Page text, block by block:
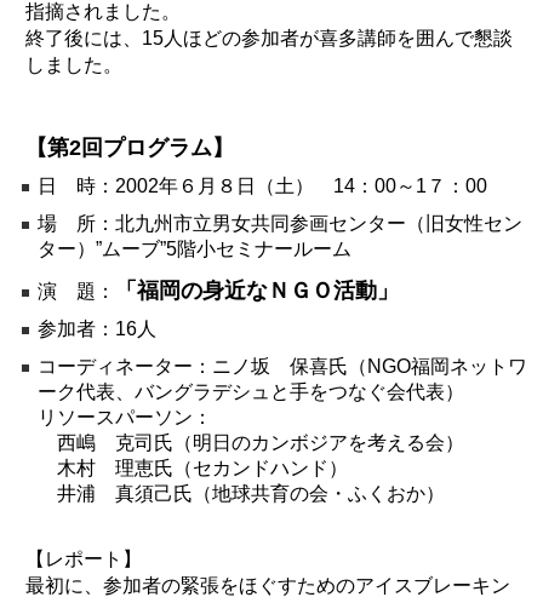
指摘されました。
終了後には、15人ほどの参加者が喜多講師を囲んで懇談
しました。
【第2回プログラム】
日 時：2002年６月８日（土） 14：00～1７：00
場 所：北九州市立男女共同参画センター（旧女性セン
ター）”ムーブ”5階小セミナールーム
演 題： 「福岡の身近なＮＧＯ活動」
参加者：16人
コーディネーター：ニノ坂 保喜氏（NGO福岡ネットワ
ーク代表、バングラデシュと手をつなぐ会代表）
リソースパーソン：
西嶋 克司氏（明日のカンボジアを考える会）
木村 理恵氏（セカンドハンド）
井浦 真須己氏（地球共育の会・ふくおか）
【レポート】
最初に、参加者の緊張をほぐすためのアイスブレーキン